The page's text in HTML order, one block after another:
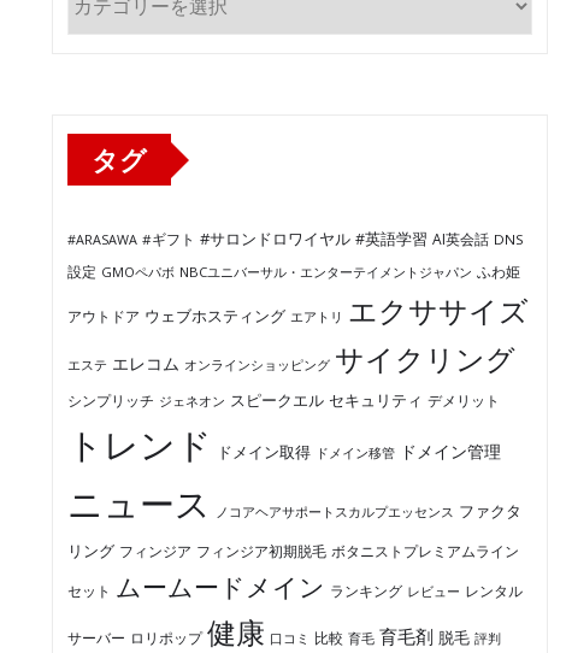
テ
タグ
#ARASAWA #ギフト #サロンドロワイヤル #英語学習 AI英会話 DNS
設定 GMOペパボ NBCユニバーサル・エンターテイメントジャパン ふわ姫
アウトドア ウェブホスティング エアトリ エクササイズ
エステ エレコム オンラインショッピング サイクリング
シンプリッチ ジェネオン スピークエル セキュリティ デメリット
トレンド ドメイン取得 ドメイン移管 ドメイン管理
ニュース ノコアヘアサポートスカルプエッセンス ファクタ
リング フィンジア フィンジア初期脱毛 ボタニストプレミアムライン
セット ムームードメイン ランキング レビュー レンタル
サーバー ロリポップ 健康 口コミ 比較 育毛 育毛剤 脱毛 評判